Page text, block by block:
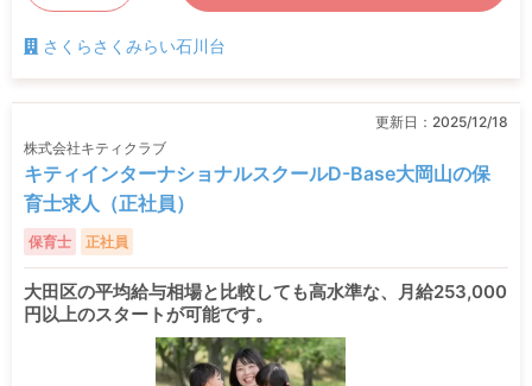
さくらさくみらい石川台
更新日： 2025/12/18
株式会社キティクラブ
キティインターナショナルスクールD-Base大岡山の保
育士求人（正社員）
保育士 正社員
大田区の平均給与相場と比較しても高水準な、月給253,000
円以上のスタートが可能です。